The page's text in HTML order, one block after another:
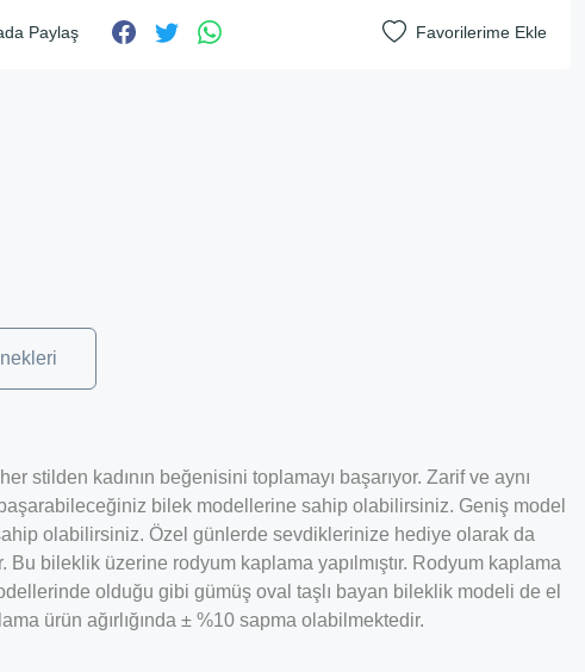
Paylaş
kadının beğenisini toplamayı başarıyor. Zarif ve aynı
bilek modellerine sahip olabilirsiniz. Geniş model
olabilirsiniz. Özel günlerde sevdiklerinize hediye olarak da
bileklik üzerine rodyum kaplama yapılmıştır. Rodyum kaplama
olduğu gibi gümüş oval taşlı bayan bileklik modeli de el
ürün ağırlığında ± %10 sapma olabilmektedir.